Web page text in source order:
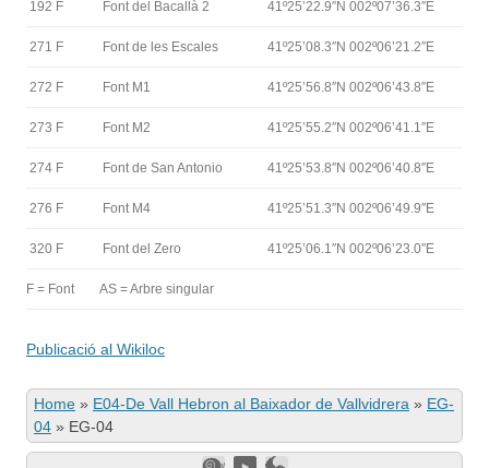
192 F Font del Bacallà 2 41º25’22.9″N 002º07’36.3″E
271 F Font de les Escales 41º25’08.3″N 002º06’21.2″E
272 F Font M1 41º25’56.8″N 002º06’43.8″E
273 F Font M2 41º25’55.2″N 002º06’41.1″E
274 F Font de San Antonio 41º25’53.8″N 002º06’40.8″E
276 F Font M4 41º25’51.3″N 002º06’49.9″E
320 F Font del Zero 41º25’06.1″N 002º06’23.0″E
F = Font AS = Arbre singular
Publicació al Wikiloc
Home » E04-De Vall Hebron al Baixador de Vallvidrera » EG-
04 » EG-04